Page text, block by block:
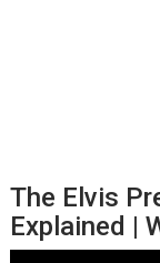
The Elvis
Explained |